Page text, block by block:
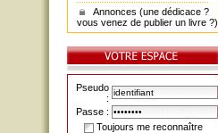
Annonces (une dédicace ?
vous venez de publier un livre ?)
Pseudo
:
Passe :
Toujours me reconnaître